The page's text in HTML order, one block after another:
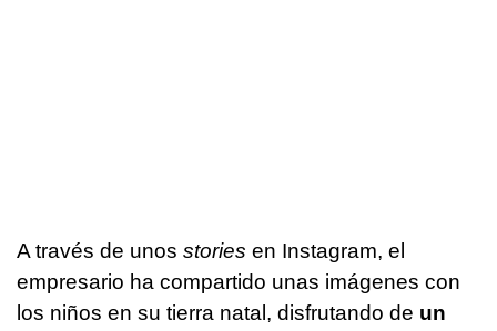
A través de unos stories en Instagram, el
empresario ha compartido unas imágenes con
los niños en su tierra natal, disfrutando de un